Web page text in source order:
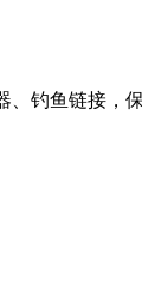
钓鱼链接，